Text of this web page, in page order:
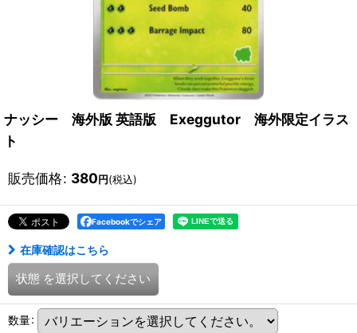
ナッシー 海外版 英語版 Exeggutor 海外限定イラス
ト
販売価格: 380円(税込)
Facebookでシェア
在庫確認はこちら
状態 を選択してください
数量: